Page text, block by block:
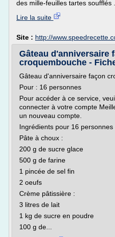
des mille-feuilles tartes soufflés ...
Lire la suite
Site : http://
Gâteau d'anniversaire
croquembouche -
Gâteau d'anniversaire façon
Pour : 16 personnes
Pour accéder à ce service,
connecter à votre compte
un nouveau compte.
Ingrédients pour 16 personnes
Pâte à choux :
200 g de sucre glace
500 g de farine
1 pincée de sel fin
2 oeufs
Crème pâtissière :
3 litres de lait
1 kg de sucre en poudre
100 g de...